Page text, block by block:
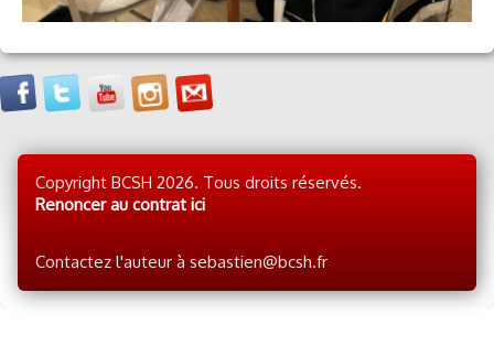
Copyright BCSH 2026. Tous droits réservés.
Renoncer au contrat ici
Contactez l'auteur à sebastien@bcsh.fr